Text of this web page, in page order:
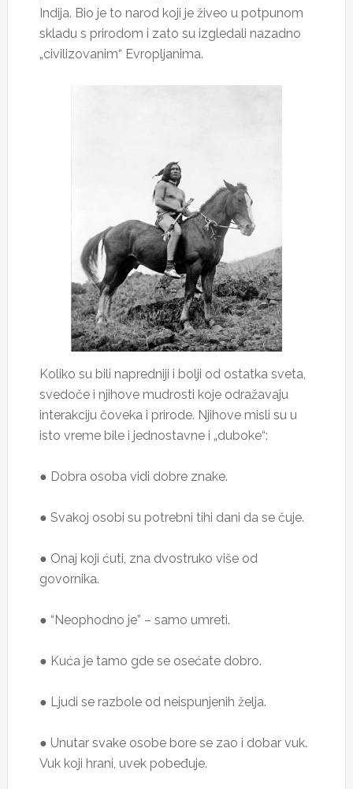
Indija. Bio je to narod koji je živeo u potpunom
skladu s prirodom i zato su izgledali nazadno
„civilizovanim“ Evropljanima.
Koliko su bili napredniji i bolji od ostatka sveta,
svedoče i njihove mudrosti koje odražavaju
interakciju čoveka i prirode. Njihove misli su u
isto vreme bile i jednostavne i „duboke“:
● Dobra osoba vidi dobre znake.
● Svakoj osobi su potrebni tihi dani da se čuje.
● Onaj koji ćuti, zna dvostruko više od
govornika.
● “Neophodno je” – samo umreti.
● Kuća je tamo gde se osećate dobro.
● Ljudi se razbole od neispunjenih želja.
● Unutar svake osobe bore se zao i dobar vuk.
Vuk koji hrani, uvek pobeđuje.